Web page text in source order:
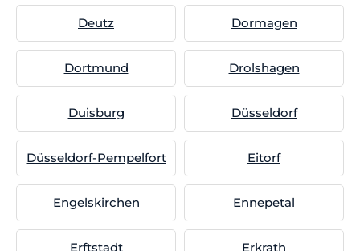
Deutz Dormagen
Dortmund Drolshagen
Duisburg Düsseldorf
Düsseldorf-Pempelfort Eitorf
Engelskirchen Ennepetal
Erftstadt Erkrath